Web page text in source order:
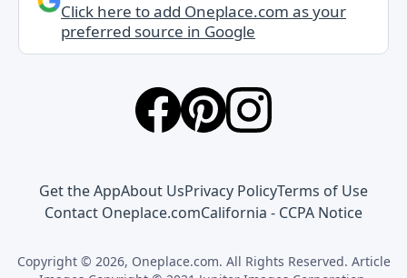
Click here to add Oneplace.com as your
preferred source in Google
Get the AppAbout UsPrivacy PolicyTerms of Use
Contact Oneplace.comCalifornia - CCPA Notice
Copyright © 2026, Oneplace.com. All Rights Reserved. Article